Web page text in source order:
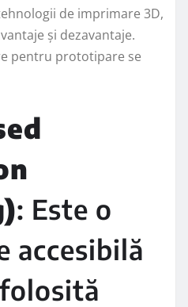
de imprimare 3D,
și dezavantaje.
pentru prototipare se
: Este o
accesibilă